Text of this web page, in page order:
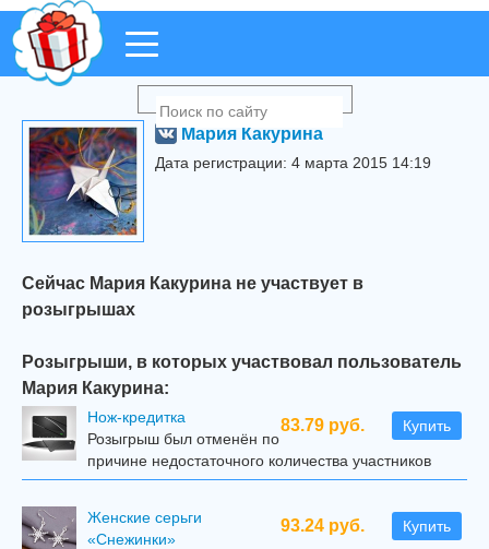
Мария Какурина
Дата регистрации: 4 марта 2015 14:19
Сейчас Мария Какурина не участвует в
розыгрышах
Розыгрыши, в которых участвовал пользователь
Мария Какурина:
83.79 руб. Купить
Нож-кредитка
Розыгрыш был отменён по
причине недостаточного количества участников
93.24 руб. Купить
Женские серьги
«Снежинки»